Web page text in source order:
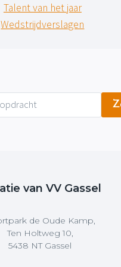
Talent van het jaar
Wedstrijdverslagen
van VV Gassel
de Oude Kamp,
Ten Holtweg 10,
5438 NT Gassel